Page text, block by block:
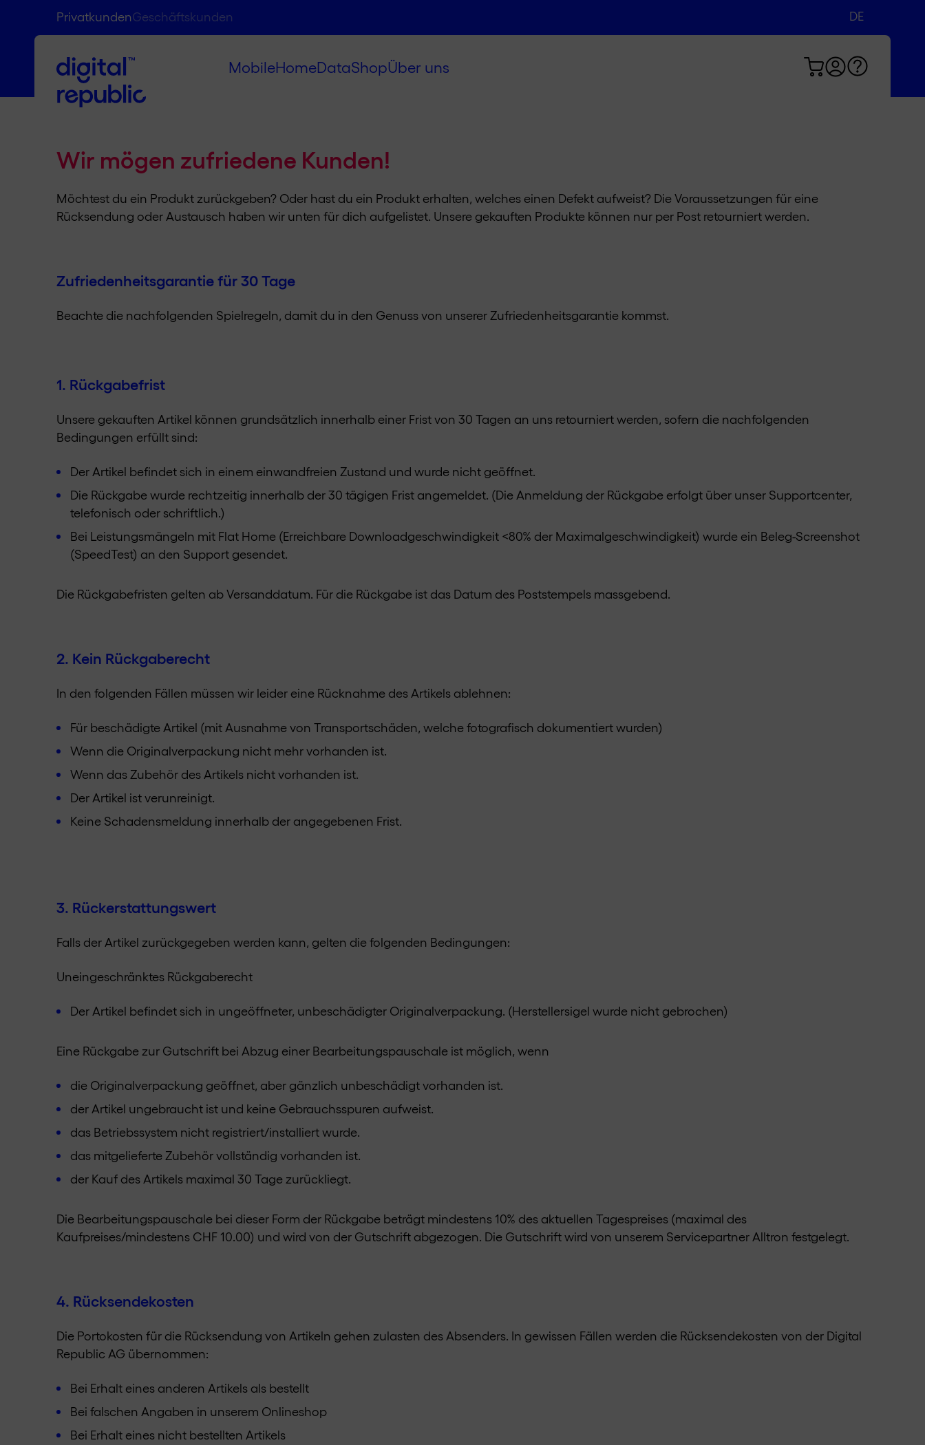
PrivatkundenGeschäftskunden
DE
EN
FR
MobileHomeDataShopÜber uns
Wir mögen zufriedene Kunden!
Möchtest du ein Produkt zurückgeben? Oder hast du ein Produkt erhalten, welches einen Defekt aufweist? Die Voraussetzungen für eine
Rücksendung oder Austausch haben wir unten für dich aufgelistet. Unsere gekauften Produkte können nur per Post retourniert werden.
Zufriedenheitsgarantie für 30 Tage
Beachte die nachfolgenden Spielregeln, damit du in den Genuss von unserer Zufriedenheitsgarantie kommst.
1. Rückgabefrist
Unsere gekauften Artikel können grundsätzlich innerhalb einer Frist von 30 Tagen an uns retourniert werden, sofern die nachfolgenden
Bedingungen erfüllt sind:
Der Artikel befindet sich in einem einwandfreien Zustand und wurde nicht geöffnet.
Die Rückgabe wurde rechtzeitig innerhalb der 30 tägigen Frist angemeldet. (Die Anmeldung der Rückgabe erfolgt über unser Supportcenter,
telefonisch oder schriftlich.)
Bei Leistungsmängeln mit Flat Home (Erreichbare Downloadgeschwindigkeit <80% der Maximalgeschwindigkeit) wurde ein Beleg-Screenshot
(SpeedTest) an den Support gesendet.
Die Rückgabefristen gelten ab Versanddatum. Für die Rückgabe ist das Datum des Poststempels massgebend.
2. Kein Rückgaberecht
In den folgenden Fällen müssen wir leider eine Rücknahme des Artikels ablehnen:
Für beschädigte Artikel (mit Ausnahme von Transportschäden, welche fotografisch dokumentiert wurden)
Wenn die Originalverpackung nicht mehr vorhanden ist.
Wenn das Zubehör des Artikels nicht vorhanden ist.
Der Artikel ist verunreinigt.
Keine Schadensmeldung innerhalb der angegebenen Frist.
3. Rückerstattungswert
Falls der Artikel zurückgegeben werden kann, gelten die folgenden Bedingungen:
Uneingeschränktes Rückgaberecht
Der Artikel befindet sich in ungeöffneter, unbeschädigter Originalverpackung. (Herstellersigel wurde nicht gebrochen)
Eine Rückgabe zur Gutschrift bei Abzug einer Bearbeitungspauschale ist möglich, wenn
die Originalverpackung geöffnet, aber gänzlich unbeschädigt vorhanden ist.
der Artikel ungebraucht ist und keine Gebrauchsspuren aufweist.
das Betriebssystem nicht registriert/installiert wurde.
das mitgelieferte Zubehör vollständig vorhanden ist.
der Kauf des Artikels maximal 30 Tage zurückliegt.
Die Bearbeitungspauschale bei dieser Form der Rückgabe beträgt mindestens 10% des aktuellen Tagespreises (maximal des
Kaufpreises/mindestens CHF 10.00) und wird von der Gutschrift abgezogen. Die Gutschrift wird von unserem Servicepartner Alltron festgelegt.
4. Rücksendekosten
Die Portokosten für die Rücksendung von Artikeln gehen zulasten des Absenders. In gewissen Fällen werden die Rücksendekosten von der Digital
Republic AG übernommen:
Bei Erhalt eines anderen Artikels als bestellt
Bei falschen Angaben in unserem Onlineshop
Bei Erhalt eines nicht bestellten Artikels